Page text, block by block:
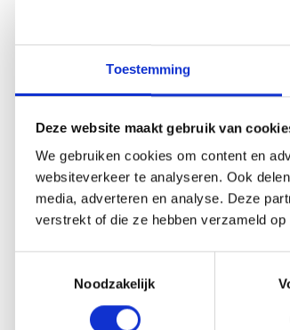
Toestemming
Deze website maakt gebruik van
We gebruiken cookies om content en
websiteverkeer te analyseren. Ook
media, adverteren en analyse. Deze
verstrekt of die ze hebben verzameld
Noodzakelijk
Daarom is het van belang om te
Dit kun je zelf doen
watergedragen lakken, UV-
veiligheidsinformatiebladen of er
risico’s van een product kun je
Houd de spuitbeweging kort en
mogelijk en gebruik de juiste
De risico’s staan op het blik of
Spuit altijd voor de afzuigwand.